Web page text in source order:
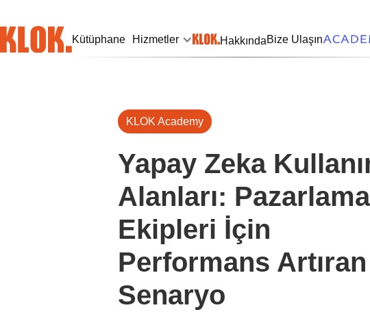
Kütüphane Hizmetler HakkındaBize Ulaşın
KLOK Academy
Yapay Zeka
Alanları: Pazarlama
Ekipleri İçin
Performans
Senaryo